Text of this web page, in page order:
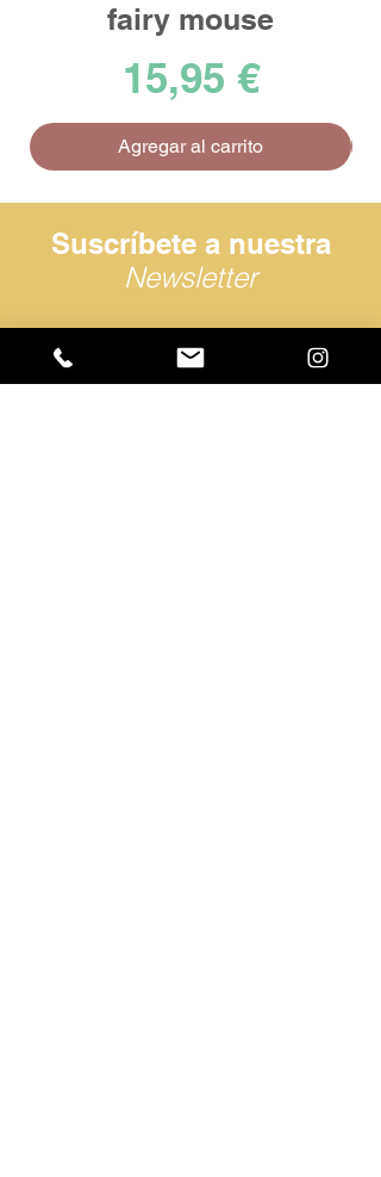
fairy mouse
Precio
15,95 €
Agregar al carrito
Suscríbete a nuestra
Newsletter